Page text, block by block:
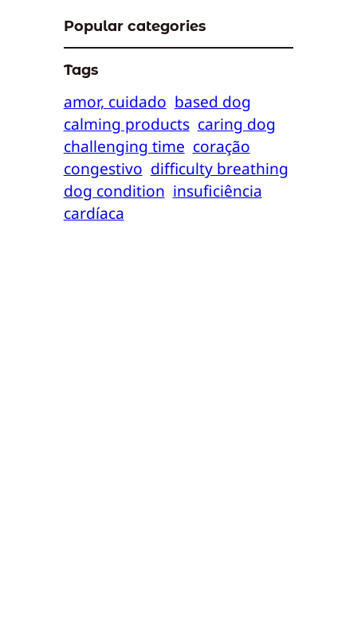
Popular categories
Tags
amor, cuidado based dog
calming products caring dog
challenging time coração
congestivo difficulty breathing
dog condition insuficiência
cardíaca